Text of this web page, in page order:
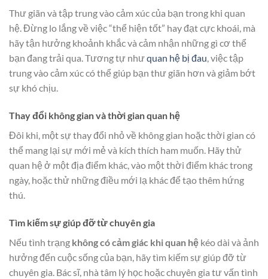
Thư giãn và tập trung vào cảm xúc của bạn trong khi quan
hệ. Đừng lo lắng về việc “thể hiện tốt” hay đạt cực khoái, mà
hãy tận hưởng khoảnh khắc và cảm nhận những gì cơ thể
bạn đang trải qua. Tương tự nhưquan hệ bị đau, việc tập
trung vào cảm xúc có thể giúp bạn thư giãn hơn và giảm bớt
sự khó chịu.
Thay đổi không gian và thời gian quan hệ
Đôi khi, một sự thay đổi nhỏ về không gian hoặc thời gian có
thể mang lại sự mới mẻ và kích thích ham muốn. Hãy thử
quan hệ ở một địa điểm khác, vào một thời điểm khác trong
ngày, hoặc thử những điều mới lạ khác để tạo thêm hứng
thú.
Tìm kiếm sự giúp đỡ từ chuyên gia
Nếu tình trạng không có cảm giác khi quan hệ kéo dài và ảnh
hưởng đến cuộc sống của bạn, hãy tìm kiếm sự giúp đỡ từ
chuyên gia. Bác sĩ, nhà tâm lý học hoặc chuyên gia tư vấn tình